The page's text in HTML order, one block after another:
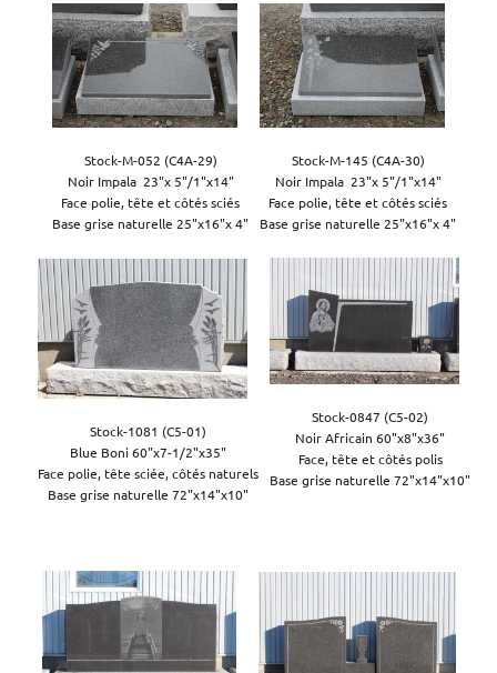
Stock-M-052 (C4A-29)
Noir Impala  23"x 5"/1"x14"
Face polie, tête et côtés sciés
Base grise naturelle 25"x16"x 4"
Stock-M-145 (C4A-30)
Noir Impala  23"x 5"/1"x14"
Face polie, tête et côtés sciés
Base grise naturelle 25"x16"x 4"
Stock-1081 (C5-01)
Blue Boni 60"x7-1/2"x35"
Face polie, tête sciée, côtés naturels
Base grise naturelle 72"x14"x10"
Stock-0847 (C5-02)
Noir Africain 60"x8"x36"
Face, tête et côtés polis
Base grise naturelle 72"x14"x10"